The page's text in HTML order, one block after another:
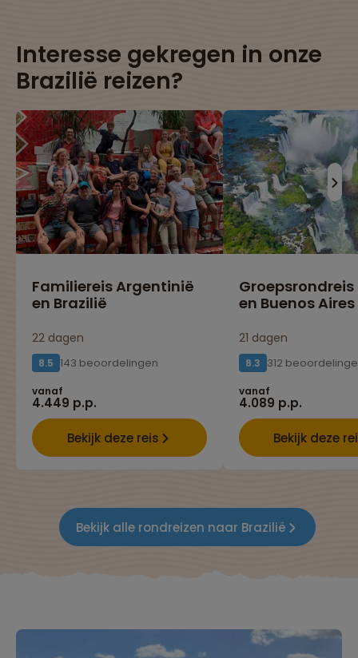
Interesse gekregen in onze
Brazilië reizen?
Familiereis Argentinië
en Brazilië
22 dagen
8.5 143 beoordelingen
vanaf
4.449 p.p.
Bekijk deze reis
Groepsrondreis
en Buenos Aires
21 dagen
8.3 312
vanaf
4.089 p.p.
Bekijk deze
Bekijk alle rondreizen naar Brazilië